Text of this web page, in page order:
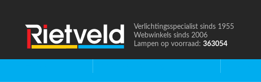
Naar
de
Verlichtingsspecialist sinds 1955
Webwinkels sinds 2006
Lampen op voorraad: 363054